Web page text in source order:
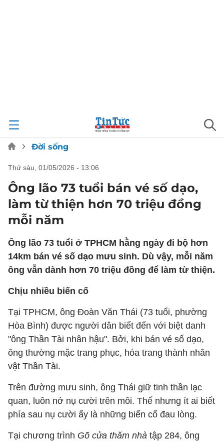
Đời sống
thứ sáu, 01/05/2026 - 13:06
Ông lão 73 tuổi bán vé số dạo,
làm từ thiện hơn 70 triệu đồng
mỗi năm
Ông lão 73 tuổi ở TPHCM hằng ngày đi bộ hơn
14km bán vé số dạo mưu sinh. Dù vậy, mỗi năm
ông vẫn dành hơn 70 triệu đồng để làm từ thiện.
Chịu nhiều biến cố
Tại TPHCM, ông Đoàn Văn Thái (73 tuổi, phường
Hòa Bình) được người dân biết đến với biệt danh
"ông Thần Tài nhân hậu". Bởi, khi bán vé số dạo,
ông thường mặc trang phục, hóa trang thành nhân
vật Thần Tài.
Trên đường mưu sinh, ông Thái giữ tinh thần lạc
quan, luôn nở nụ cười trên môi. Thế nhưng ít ai biết
phía sau nụ cười ấy là những biến cố đau lòng.
Tại chương trình Gõ cửa thăm nhà tập 284, ông